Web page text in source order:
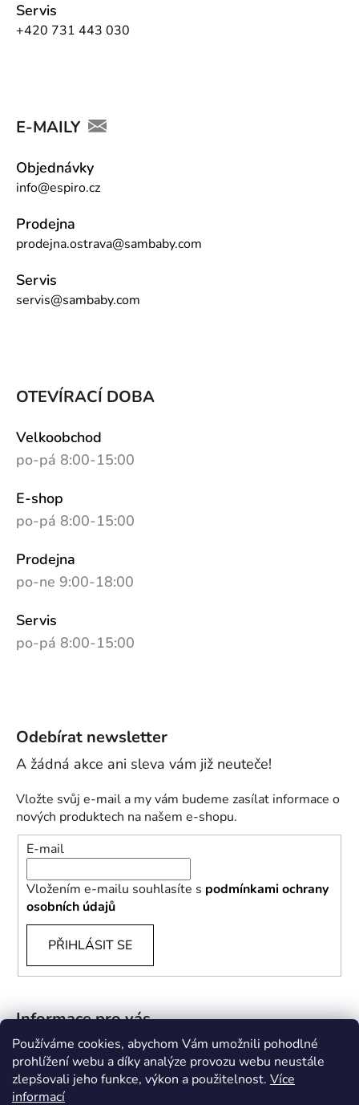
Používáme cookies, abychom Vám umožnili pohodlné
prohlížení webu a díky analýze provozu webu neustále
zlepšovali jeho funkce, výkon a použitelnost. Více
informací
Servis
+420 731 443 030
E-MAILY
Objednávky
info@espiro.cz
Prodejna
prodejna.ostrava@sambaby.com
Servis
servis@sambaby.com
OTEVÍRACÍ DOBA
Velkoobchod
po-pá 8:00-15:00
E-shop
po-pá 8:00-15:00
Prodejna
po-ne 9:00-18:00
Servis
po-pá 8:00-15:00
Odebírat newsletter
Vložte svůj e-mail a my vám budeme zasílat informace o
nových produktech na našem e-shopu.
E-mail
Vložením e-mailu souhlasíte s podmínkami ochrany
osobních údajů
PŘIHLÁSIT SE
Informace pro vás
B2B
Doprava a platba